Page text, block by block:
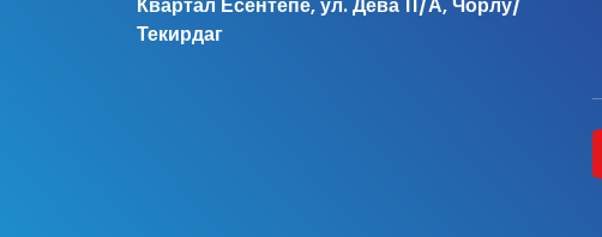
Квартал Есентепе, ул. Дева 11/А, Чорлу/
Текирдаг